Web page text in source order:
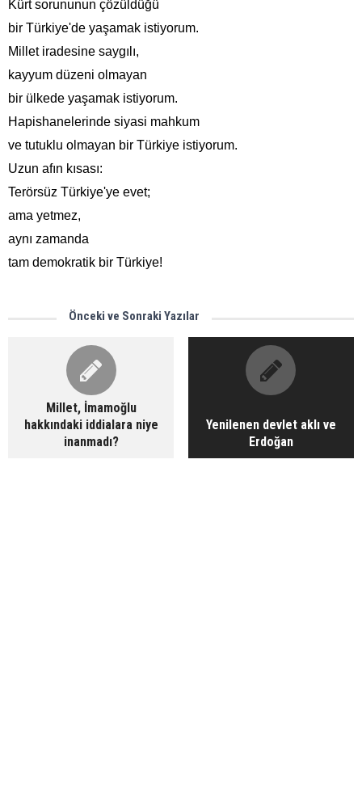
Kürt sorununun çözüldüğü
bir Türkiye'de yaşamak istiyorum.
Millet iradesine saygılı,
kayyum düzeni olmayan
bir ülkede yaşamak istiyorum.
Hapishanelerinde siyasi mahkum
ve tutuklu olmayan bir Türkiye istiyorum.
Uzun afın kısası:
Terörsüz Türkiye'ye evet;
ama yetmez,
aynı zamanda
tam demokratik bir Türkiye!
Önceki ve Sonraki Yazılar
Millet, İmamoğlu
hakkındaki iddialara niye
inanmadı?
Yenilenen devlet aklı ve
Erdoğan